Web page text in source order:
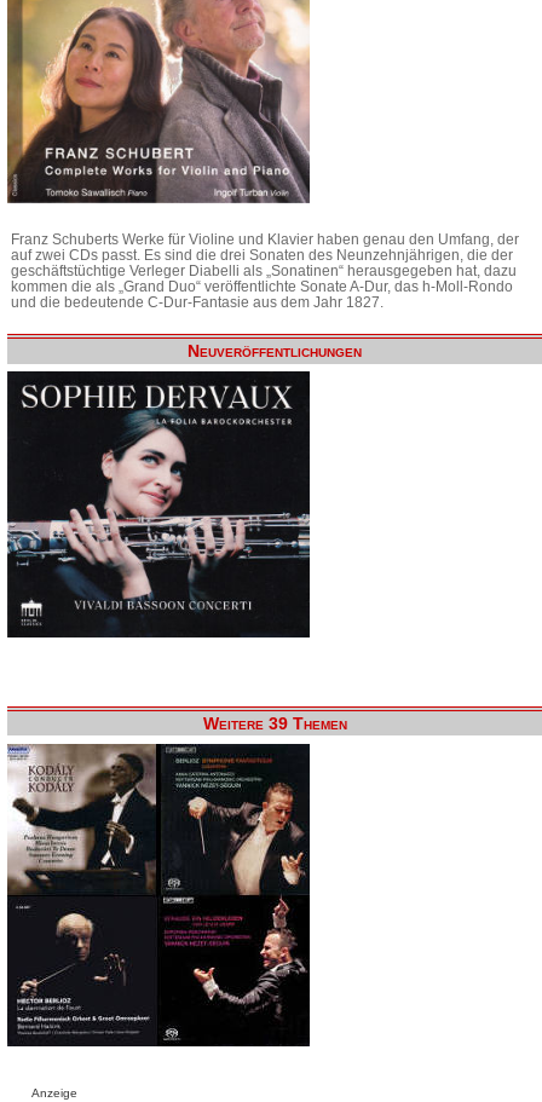
Franz Schuberts Werke für Violine und Klavier haben genau den Umfang, der
auf zwei CDs passt. Es sind die drei Sonaten des Neunzehnjährigen, die der
geschäftstüchtige Verleger Diabelli als „Sonatinen“ herausgegeben hat, dazu
kommen die als „Grand Duo“ veröffentlichte Sonate A-Dur, das h-Moll-Rondo
und die bedeutende C-Dur-Fantasie aus dem Jahr 1827.
Neuveröffentlichungen
Weitere 39 Themen
Anzeige